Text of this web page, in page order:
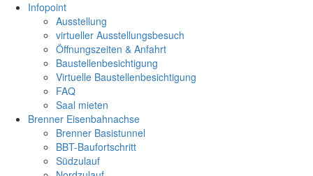
Infopoint
Ausstellung
virtueller Ausstellungsbesuch
Öffnungszeiten & Anfahrt
Baustellenbesichtigung
Virtuelle Baustellenbesichtigung
FAQ
Saal mieten
Brenner Eisenbahnachse
Brenner Basistunnel
BBT-Baufortschritt
Südzulauf